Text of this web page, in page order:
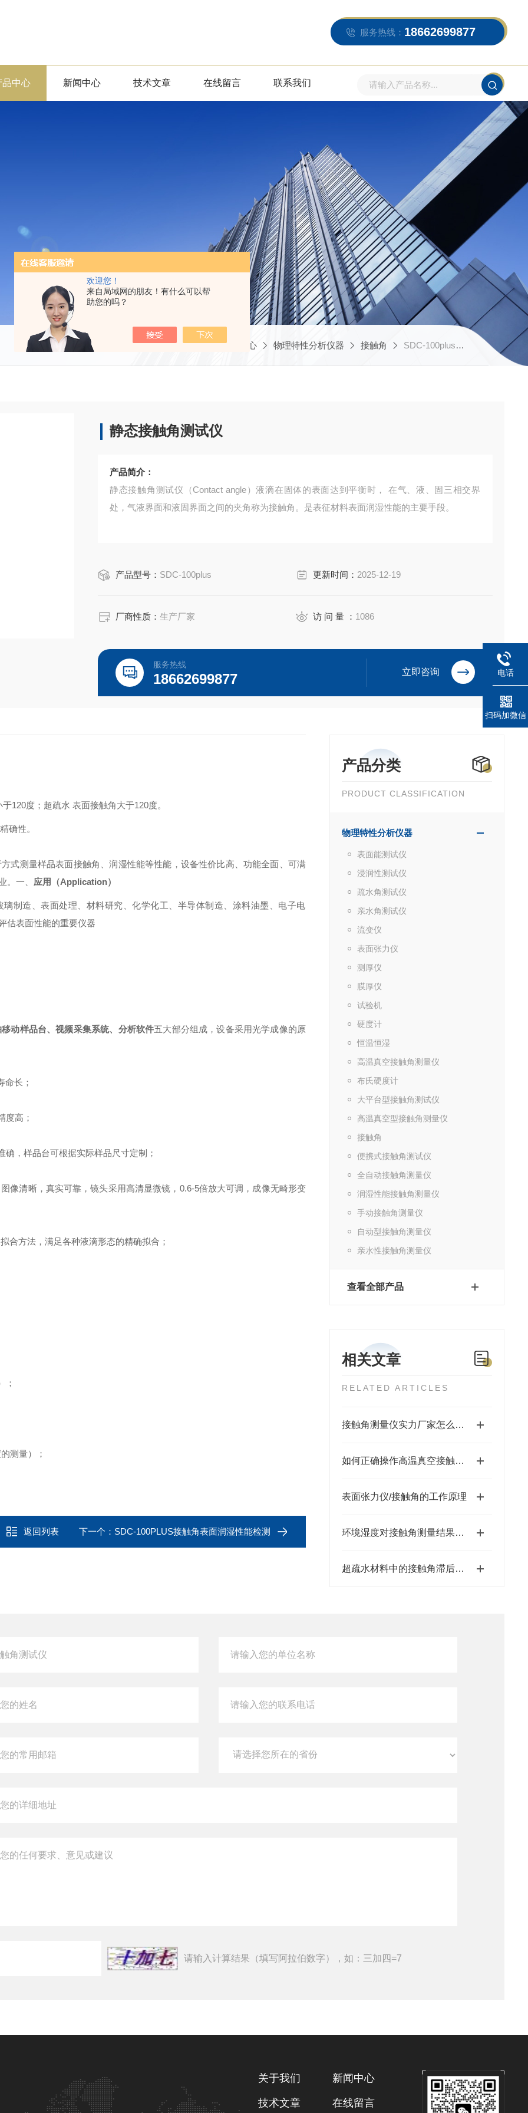
欢迎您！
来自局域网的朋友！有什么可以帮
助您的吗？
服务热线： 18662699877
品中心 新闻中心 技术文章 在线留言 联系我们
当前位置：首页 产品中心 物理特性分析仪器 接触角 SDC-100plus静态接触角测试仪
静态接触角测试仪
产品简介：
静态接触角测试仪（Contact angle）液滴在固体的表面达到平衡时， 在气、液、固三相交界
处，气液界面和液固界面之间的夹角称为接触角。是表征材料表⾯润湿性能的主要⼿段。
产品型号： SDC-100plus 更新时间： 2025-12-19
厂商性质：生产厂家 访 问 量 ： 1086
服务热线
18662699877 立即咨询
产品分类
PRODUCT CLASSIFICATION
物理特性分析仪器
表面能测试仪
浸润性测试仪
疏水角测试仪
亲水角测试仪
流变仪
表面张力仪
测厚仪
膜厚仪
试验机
硬度计
恒温恒湿
高温真空接触角测量仪
布氏硬度计
大平台型接触角测试仪
高温真空型接触角测量仪
接触角
便携式接触角测试仪
全自动接触角测量仪
润湿性能接触角测量仪
手动接触角测量仪
自动型接触角测量仪
亲水性接触角测量仪
查看全部产品
相关文章
RELATED ARTICLES
接触角测量仪实力厂家怎么选？苏州福佰特 10 年专注精密仪器研发生产
如何正确操作高温真空接触角测量仪？步骤详解
表面张力仪/接触角的工作原理
​环境湿度对接触角测量结果的影响及控制策略
超疏水材料中的接触角滞后现象研究
120度；超疏水 表面接触角大于120度。
确性。
式测量样品表面接触角、润湿性能等性能，设备性价比高、功能全面、可满
。 一、 应用（Application）
制造、表面处理、材料研究、化学化工、半导体制造、涂料油墨、电子电
估表面性能的重要仪器
动样品台、视频采集系统、分析软件五大部分组成，设备采用光学成像的原
命长；
度高；
，样品台可根据实际样品尺寸定制；
图像清晰，真实可靠，镜头采用高清显微镜 ， 0.6-5倍放大可调，成像无畸形变
合方法，满足各种液滴形态的精确拟合；
；
测量） ；
返回列表 下一个： SDC-100PLUS接触角表面润湿性能检测
请输入计算结果（填写阿拉伯数字），如：三加四=7
关于我们 新闻中心
技术文章 在线留言
电话
扫码加微信